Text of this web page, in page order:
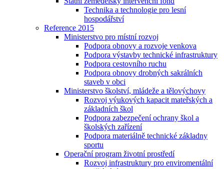
Technika a technologie pro lesní
hospodářství
Reference 2015
Ministerstvo pro místní rozvoj
Podpora obnovy a rozvoje venkova
Podpora výstavby technické infrastruktury
Podpora cestovního ruchu
Podpora obnovy drobných sakrálních
staveb v obci
Ministerstvo školství, mládeže a tělovýchovy
Rozvoj výukových kapacit mateřských a
základních škol
Podpora zabezpečení ochrany škol a
školských zařízení
Podpora materiálně technické základny
sportu
Operační program životní prostředí
Rozvoj infrastruktury pro enviromentální